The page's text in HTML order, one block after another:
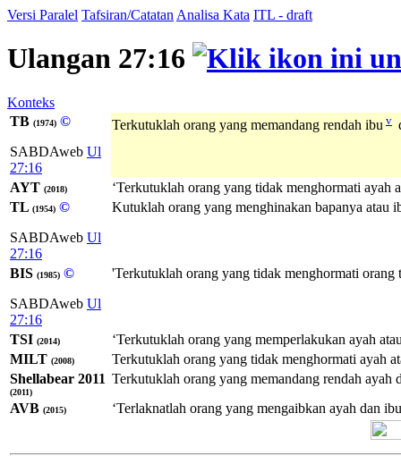
Versi Paralel Tafsiran/Catatan Analisa Kata ITL - draft
Ulangan 27:16
Konteks
TB (1974) ©
SABDAweb Ul
27:16
Terkutuklah orang yang memandang rendah ibu v
AYT (2018)
‘Terkutuklah orang yang tidak menghormati ayah
TL (1954) ©
SABDAweb Ul
27:16
Kutuklah orang yang menghinakan bapanya atau
BIS (1985) ©
SABDAweb Ul
27:16
'Terkutuklah orang yang tidak menghormati
TSI (2014)
‘Terkutuklah orang yang memperlakukan ayah
MILT (2008)
Terkutuklah orang yang tidak menghormati ayah
Shellabear 2011
(2011)
Terkutuklah orang yang memandang rendah
AVB (2015) ‘Terlaknatlah orang yang mengaibkan ayah dan